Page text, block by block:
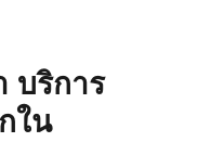
บริการ
ใน